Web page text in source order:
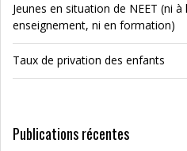
Jeunes en situation de NEET (ni à
enseignement, ni en formation)
Taux de privation des enfants
Publications récentes